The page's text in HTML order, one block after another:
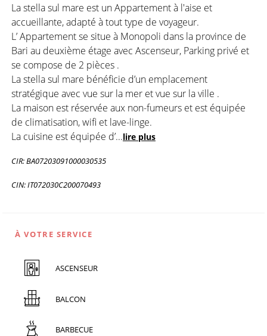
La stella sul mare est un Appartement à l'aise et
accueillante, adapté à tout type de voyageur.
L’ Appartement se situe à Monopoli dans la province de
Bari au deuxième étage avec Ascenseur, Parking privé et
se compose de 2 pièces .
La stella sul mare bénéficie d’un emplacement
stratégique avec vue sur la mer et vue sur la ville .
La maison est réservée aux non-fumeurs et est équipée
de climatisation, wifi et lave-linge.
La cuisine est équipée d’...lire plus
CIR: BA07203091000030535
CIN: IT072030C200070493
À VOTRE SERVICE
ASCENSEUR
BALCON
BARBECUE